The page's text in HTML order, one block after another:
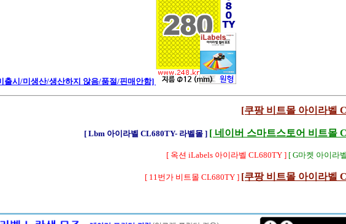
출시/미생산/생산하지 않음/품절/핀매안함]
[쿠팡 비트몰 아이라벨
[ Lbm 아이라벨 CL680TY- 라벨몰 ] [ 네이버 스마트스토어 비트몰
[ 옥션 iLabels 아이라벨 CL680TY ] [ G마켓 아이라
[ 11번가 비트몰 CL680TY ] [쿠팡 비트몰 아이라벨